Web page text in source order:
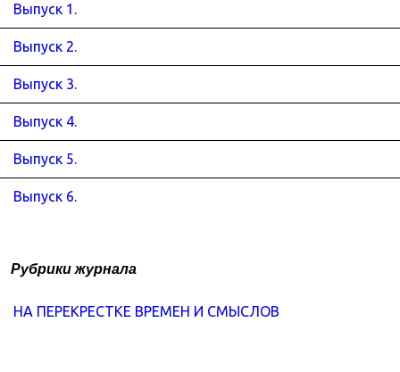
Выпуск 1.
Выпуск 2.
Выпуск 3.
Выпуск 4.
Выпуск 5.
Выпуск 6.
Рубрики журнала
НА ПЕРЕКРЕСТКЕ ВРЕМЕН И СМЫСЛОВ